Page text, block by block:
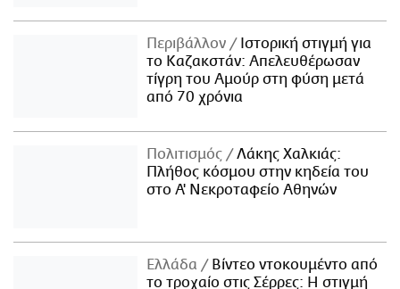
Περιβάλλον
Ιστορική στιγμή για
το Καζακστάν: Απελευθέρωσαν
τίγρη του Αμούρ στη φύση μετά
από 70 χρόνια
Πολιτισμός
Λάκης Χαλκιάς:
Πλήθος κόσμου στην κηδεία του
στο Α' Νεκροταφείο Αθηνών
Ελλάδα
Βίντεο ντοκουμέντο από
το τροχαίο στις Σέρρες: Η στιγμή